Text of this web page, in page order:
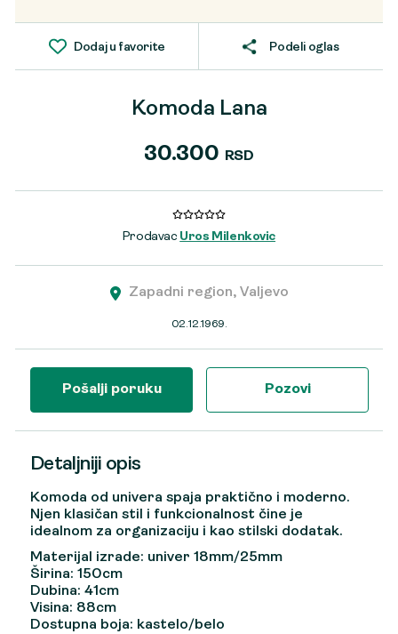
Dodaj u favorite Podeli oglas
Komoda Lana
30.300 RSD
Prodavac Uros Milenkovic
Zapadni region, Valjevo
02.12.1969.
Pošalji poruku Pozovi
Detaljniji opis
Komoda od univera spaja praktično i moderno.
Njen klasičan stil i funkcionalnost čine je
idealnom za organizaciju i kao stilski dodatak.
Materijal izrade: univer 18mm/25mm
Širina: 150cm
Dubina: 41cm
Visina: 88cm
Dostupna boja: kastelo/belo